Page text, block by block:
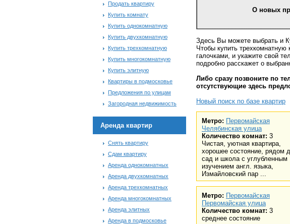
Продать квартиру
Купить комнату
Купить однокомнатную
Купить двухкомнатную
Купить трехкомнатную
Купить многокомнатную
Купить элитную
Квартиры в подмосковье
Предложения по улицам
Загородная недвижимость
Аренда квартир
Снять квартиру
Сдам квартиру
Аренда однокомнатных
Аренда двухкомнатных
Аренда трехкомнатных
Аренда многокомнатных
Аренда элитных
Аренда в подмосковье
О новых
Здесь Вы можете выбрать и
Чтобы купить
галочками, и укажите свой
подробно расскажет о
Либо сразу позвоните по
отсутствующие здесь
Новый поиск по базе квартир
Метро: Первомайская
Челябинская улица
Количество комнат: 3
Чистая, уютная квартира,
хорошее состояние, рядом
сад и школа с углубленным
изучением англ. языка,
Измайловский пар ...
Метро: Первомайская
Первомайская улица
Количество комнат: 3
среднее состояние